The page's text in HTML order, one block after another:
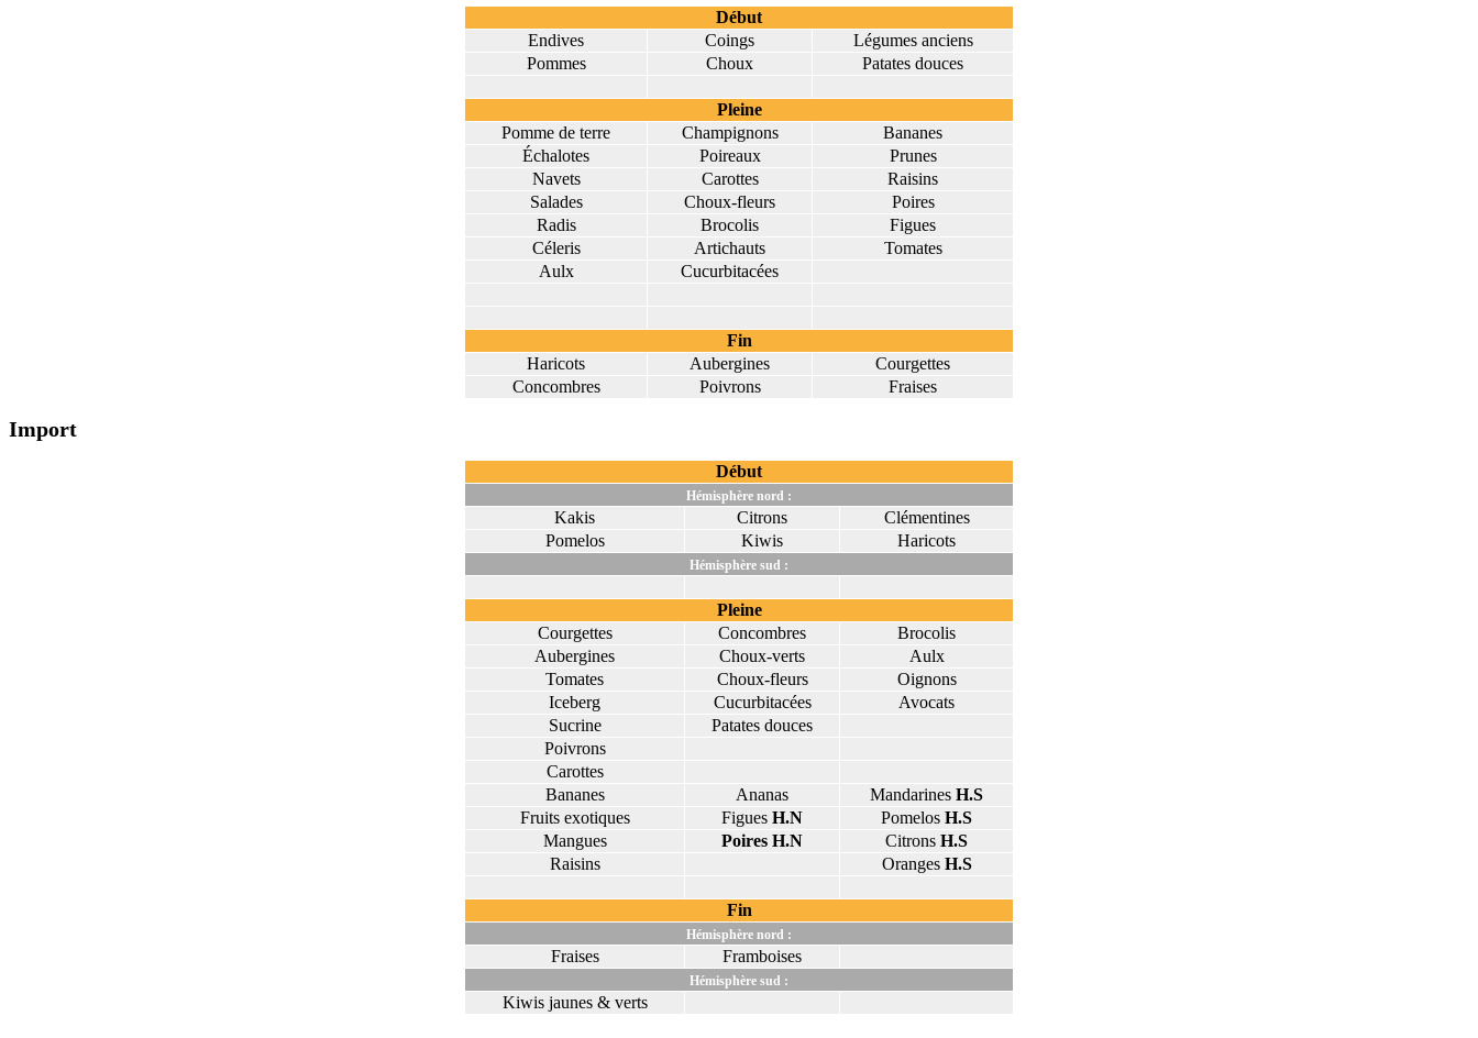
Début
Endives
Coings
Légumes anciens
Pommes
Choux Patates douces
Pleine
Pomme de terre
Champignons
Bananes
Échalotes
Poireaux
Prunes
Navets
Carottes
Raisins
Salades
Choux-fleurs
Poires
Radis
Brocolis
Figues
Céleris
Artichauts
Tomates
Aulx
Cucurbitacées
Fin
Haricots
Aubergines
Courgettes
Concombres
Poivrons Fraises
Import
Début
Hémisphère nord :
Kakis Citrons
Clémentines
Pomelos
Kiwis Haricots
Hémisphère sud :
Pleine
Courgettes
Concombres
Brocolis
Aubergines
Choux-verts
Aulx
Tomates
Choux-fleurs
Oignons
Iceberg
Cucurbitacées
Avocats
Sucrine
Patates douces
Poivrons
Carottes
Bananes
Ananas Mandarines H.S
Fruits exotiques
Figues H.N Pomelos H.S
Mangues
Poires H.N Citrons H.S
Raisins
Oranges H.S
Fin
Hémisphère nord :
Fraises Framboises
Hémisphère sud :
Kiwis jaunes & verts